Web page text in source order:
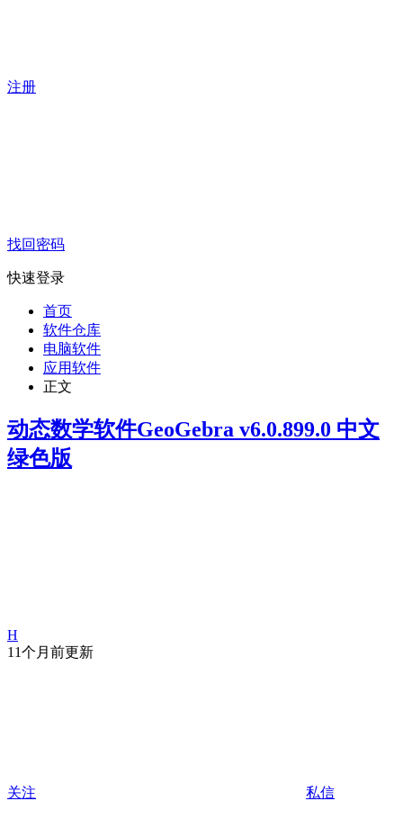
注册
找回密码
快速登录
首页
软件仓库
电脑软件
应用软件
正文
动态数学软件GeoGebra v6.0.899.0 中文
绿色版
H
11个月前更新
关注 私信